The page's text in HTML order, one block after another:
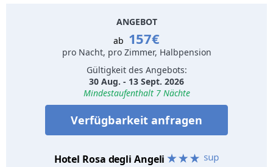
ANGEBOT
ab 157€
pro Nacht, pro Zimmer, Halbpension
Gültigkeit des Angebots:
30 Aug. - 13 Sept. 2026
Mindestaufenthalt 7 Nächte
Verfügbarkeit anfragen
Hotel Rosa degli Angeli